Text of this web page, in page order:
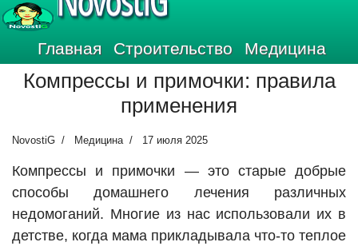
Главная Строительство Медицина
Компрессы и примочки: правила
применения
NovostiG Медицина 17 июля 2025
Компрессы и примочки — это старые добрые
способы домашнего лечения различных
недомоганий. Многие из нас использовали их в
детстве, когда мама прикладывала что-то теплое